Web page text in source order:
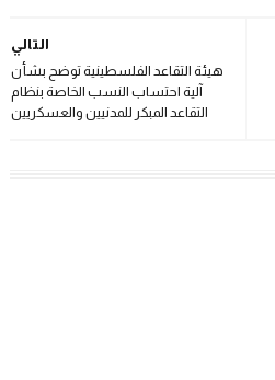
التالي
هيئة التقاعد الفلسطينية توضح بشأن
آلية احتساب النسب الخاصة بنظام
التقاعد المبكر للمدنيين والعسكريين